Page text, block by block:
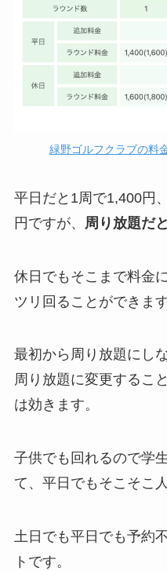
緑野ゴルフクラブの料
平日だと1周で1,400円
円ですが、
周り放題だ
休日でもそこまで料金
ツリ回ることができます
最初から周り放題にし
周り放題に変更するこ
は効きます。
子供でも回れるので学
て、平日でもそこそこ
土日でも平日でも予約
トです。